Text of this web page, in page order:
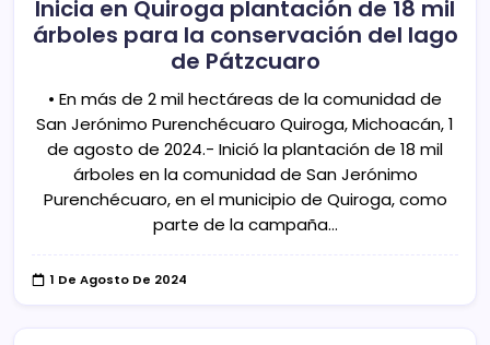
Inicia en Quiroga plantación de 18 mil
árboles para la conservación del lago
de Pátzcuaro
• En más de 2 mil hectáreas de la comunidad de
San Jerónimo Purenchécuaro Quiroga, Michoacán, 1
de agosto de 2024.- Inició la plantación de 18 mil
árboles en la comunidad de San Jerónimo
Purenchécuaro, en el municipio de Quiroga, como
parte de la campaña…
1 De Agosto De 2024